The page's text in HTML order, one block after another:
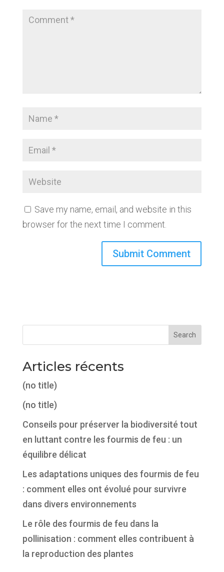
Save my name, email, and website in this
browser for the next time I comment.
Search
Articles récents
(no title)
(no title)
Conseils pour préserver la biodiversité tout
en luttant contre les fourmis de feu : un
équilibre délicat
Les adaptations uniques des fourmis de feu
: comment elles ont évolué pour survivre
dans divers environnements
Le rôle des fourmis de feu dans la
pollinisation : comment elles contribuent à
la reproduction des plantes